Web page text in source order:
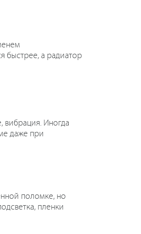
быстрее, а радиатор
вибрация. Иногда
даже при
поломке, но
пленки